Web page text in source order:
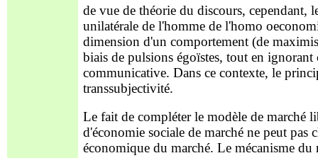
de vue de théorie du discours, cependant,
unilatérale de l'homme de l'homo
dimension d'un comportement (de
biais de pulsions égoïstes, tout en
communicative. Dans ce contexte, le
transsubjectivité.
Le fait de compléter le modèle de marché
d'économie sociale de marché ne peut pas
économique du marché. Le mécanisme du